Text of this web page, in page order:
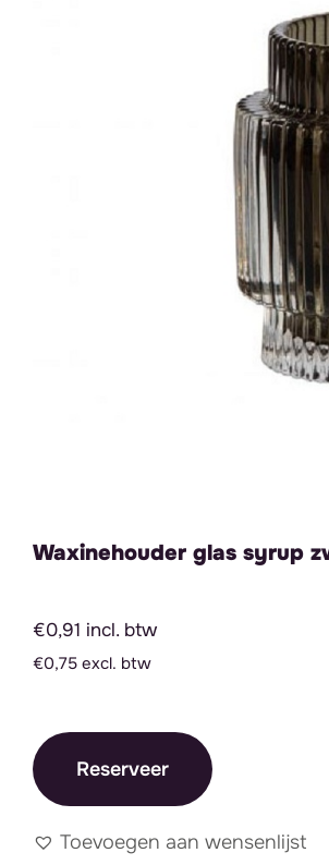
Waxinehouder glas syrup
€0,91 incl. btw
€0,75 excl. btw
Reserveer
Toevoegen aan wensenlijst